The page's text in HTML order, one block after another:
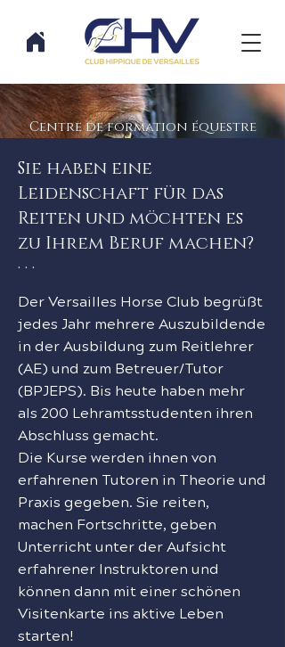
Centre de formation équestre
Berufsausbildung
beim CHV
Sie haben eine
Leidenschaft für das
Reiten und möchten es
zu Ihrem Beruf machen?
· · ·
Der Versailles Horse Club begrüßt
jedes Jahr mehrere Auszubildende
in der Ausbildung zum Reitlehrer
(AE) und zum Betreuer/Tutor
(BPJEPS). Bis heute haben mehr
als 200 Lehramtsstudenten ihren
Abschluss gemacht.
Die Kurse werden ihnen von
erfahrenen Tutoren in Theorie und
Praxis gegeben. Sie reiten,
machen Fortschritte, geben
Unterricht unter der Aufsicht
erfahrener Instruktoren und
können dann mit einer schönen
Visitenkarte ins aktive Leben
starten!